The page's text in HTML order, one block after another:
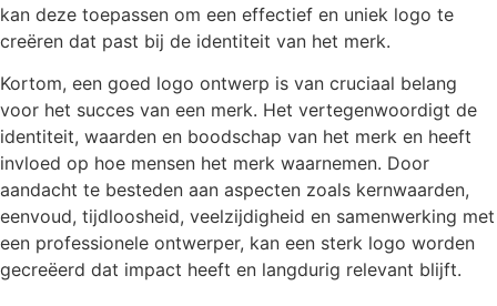
kan deze toepassen om een effectief en uniek logo te
creëren dat past bij de identiteit van het merk.
Kortom, een goed logo ontwerp is van cruciaal belang
voor het succes van een merk. Het vertegenwoordigt de
identiteit, waarden en boodschap van het merk en heeft
invloed op hoe mensen het merk waarnemen. Door
aandacht te besteden aan aspecten zoals kernwaarden,
eenvoud, tijdloosheid, veelzijdigheid en samenwerking met
een professionele ontwerper, kan een sterk logo worden
gecreëerd dat impact heeft en langdurig relevant blijft.